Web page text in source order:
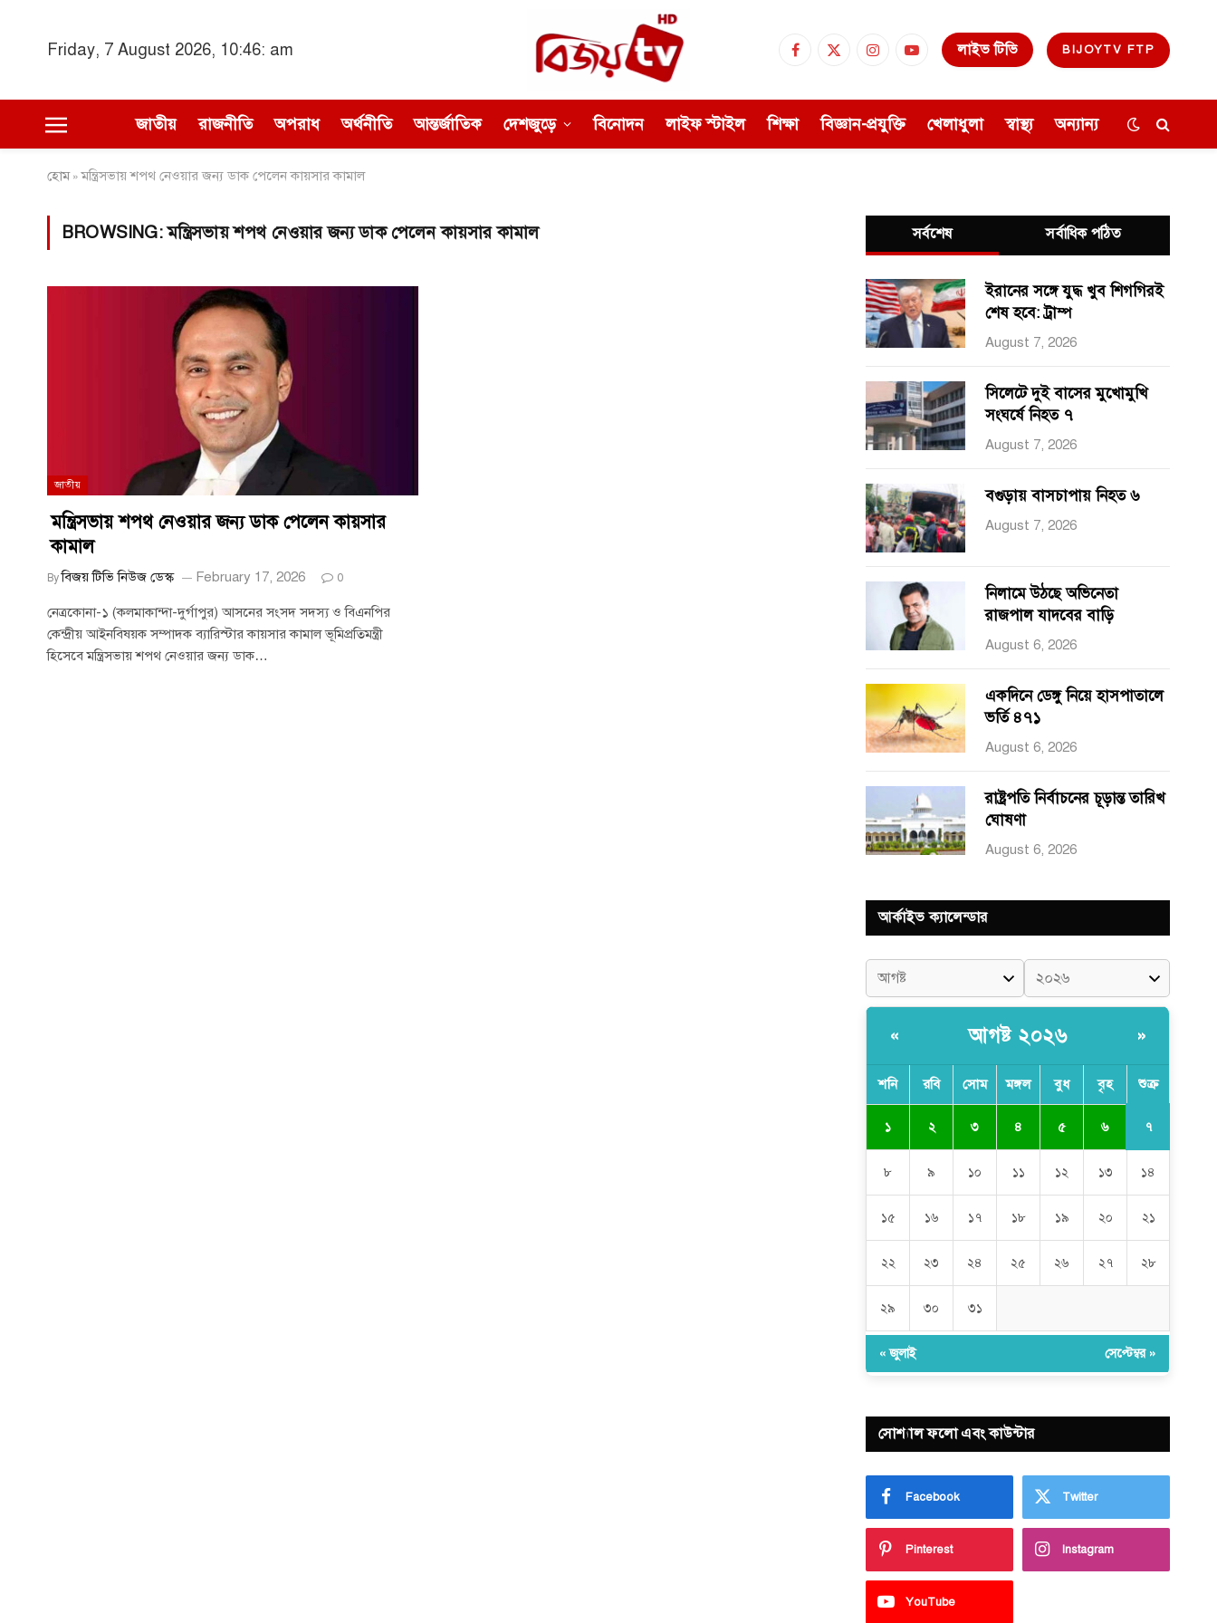
Friday, 7 August 2026, 10:46: am Facebook
X
InstagramYouTubeলাইভ টিভি BIJOYTV FTP
জাতীয় রাজনীতি অপরাধ অর্থনীতি আন্তর্জাতিক দেশজুড়ে বিনোদন লাইফ স্টাইল শিক্ষা বিজ্ঞান-প্রযুক্তি খেলাধুলা স্বাস্থ্য অন্যান্য
হোম»মন্ত্রিসভায় শপথ নেওয়ার জন্য ডাক পেলেন কায়সার কামাল
BROWSING:মন্ত্রিসভায় শপথ নেওয়ার জন্য ডাক পেলেন কায়সার কামাল
জাতীয়
মন্ত্রিসভায় শপথ নেওয়ার জন্য ডাক পেলেন কায়সার
কামাল
By বিজয় টিভি নিউজ ডেস্ক February 17, 2026 0
নেত্রকোনা-১ (কলমাকান্দা-দুর্গাপুর) আসনের সংসদ সদস্য ও বিএনপির
কেন্দ্রীয় আইনবিষয়ক সম্পাদক ব্যারিস্টার কায়সার কামাল ভূমিপ্রতিমন্ত্রী
হিসেবে মন্ত্রিসভায় শপথ নেওয়ার জন্য ডাক…
সর্বশেষ সর্বাধিক পঠিত
ইরানের সঙ্গে যুদ্ধ খুব শিগগিরই
শেষ হবে: ট্রাম্প
August 7, 2026
সিলেটে দুই বাসের মুখোমুখি
সংঘর্ষে নিহত ৭
August 7, 2026
বগুড়ায় বাসচাপায় নিহত ৬
August 7, 2026
নিলামে উঠছে অভিনেতা
রাজপাল যাদবের বাড়ি
August 6, 2026
একদিনে ডেঙ্গু নিয়ে হাসপাতালে
ভর্তি ৪৭১
August 6, 2026
রাষ্ট্রপতি নির্বাচনের চূড়ান্ত তারিখ
ঘোষণা
August 6, 2026
আর্কাইভ ক্যালেন্ডার
« আগষ্ট ২০২৬ »
শনি রবি সোম মঙ্গল বুধ বৃহ শুক্র
১ ২ ৩ ৪ ৫ ৬ ৭
৮ ৯ ১০ ১১ ১২ ১৩ ১৪
১৫ ১৬ ১৭ ১৮ ১৯ ২০ ২১
২২ ২৩ ২৪ ২৫ ২৬ ২৭ ২৮
২৯ ৩০ ৩১
« জুলাই সেপ্টেম্বর »
সোশ্যাল ফলো এবং কাউন্টার
Facebook Twitter
Pinterest Instagram
YouTube